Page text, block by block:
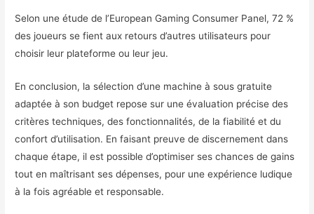
Selon une étude de l’European Gaming Consumer Panel, 72 %
des joueurs se fient aux retours d’autres utilisateurs pour
choisir leur plateforme ou leur jeu.
En conclusion, la sélection d’une machine à sous gratuite
adaptée à son budget repose sur une évaluation précise des
critères techniques, des fonctionnalités, de la fiabilité et du
confort d’utilisation. En faisant preuve de discernement dans
chaque étape, il est possible d’optimiser ses chances de gains
tout en maîtrisant ses dépenses, pour une expérience ludique
à la fois agréable et responsable.